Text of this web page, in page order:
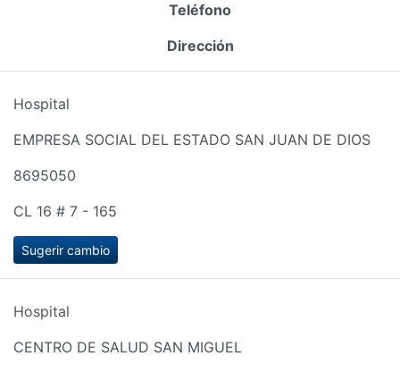
Teléfono
Dirección
Hospital
EMPRESA SOCIAL DEL ESTADO SAN JUAN DE DIOS
8695050
CL 16 # 7 - 165
Sugerir cambio
Hospital
CENTRO DE SALUD SAN MIGUEL